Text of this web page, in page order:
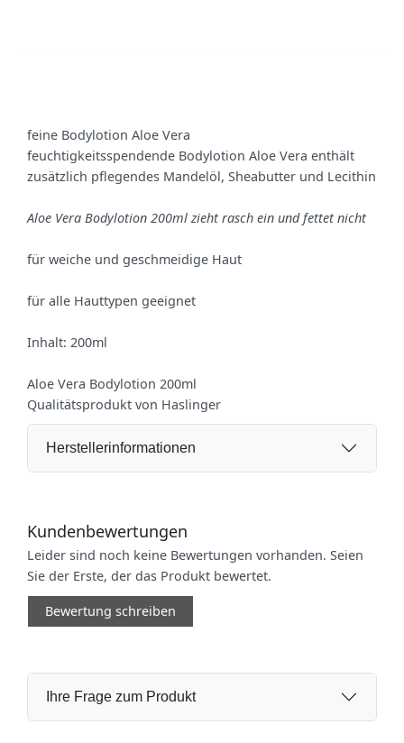
feine Bodylotion Aloe Vera
feuchtigkeitsspendende Bodylotion Aloe Vera enthält
zusätzlich pflegendes Mandelöl, Sheabutter und Lecithin
Aloe Vera Bodylotion 200ml zieht rasch ein und fettet nicht
für weiche und geschmeidige Haut
für alle Hauttypen geeignet
Inhalt: 200ml
Aloe Vera Bodylotion 200ml
Qualitätsprodukt von Haslinger
Herstellerinformationen
Kundenbewertungen
Leider sind noch keine Bewertungen vorhanden. Seien
Sie der Erste, der das Produkt bewertet.
Bewertung schreiben
Ihre Frage zum Produkt